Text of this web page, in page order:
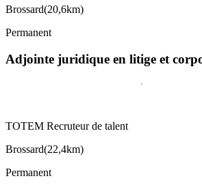
Brossard(20,6km)
Permanent
Adjointe juridique en litige et
TOTEM Recruteur de talent
Brossard(22,4km)
Permanent